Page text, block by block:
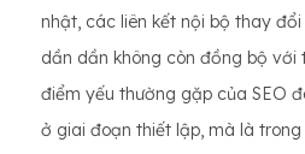
nhật, các liên kết nội bộ thay
dần dần không còn đồng bộ với
điểm yếu thường gặp của SEO
ở giai đoạn thiết lập, mà là